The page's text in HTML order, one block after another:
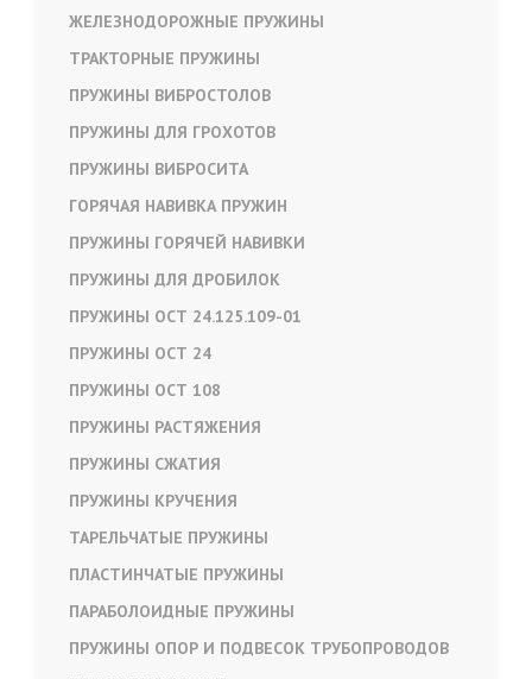
ЖЕЛЕЗНОДОРОЖНЫЕ ПРУЖИНЫ
ТРАКТОРНЫЕ ПРУЖИНЫ
ПРУЖИНЫ ВИБРОСТОЛОВ
ПРУЖИНЫ ДЛЯ ГРОХОТОВ
ПРУЖИНЫ ВИБРОСИТА
ГОРЯЧАЯ НАВИВКА ПРУЖИН
ПРУЖИНЫ ГОРЯЧЕЙ НАВИВКИ
ПРУЖИНЫ ДЛЯ ДРОБИЛОК
ПРУЖИНЫ ОСТ 24.125.109-01
ПРУЖИНЫ ОСТ 24
ПРУЖИНЫ ОСТ 108
ПРУЖИНЫ РАСТЯЖЕНИЯ
ПРУЖИНЫ СЖАТИЯ
ПРУЖИНЫ КРУЧЕНИЯ
ТАРЕЛЬЧАТЫЕ ПРУЖИНЫ
ПЛАСТИНЧАТЫЕ ПРУЖИНЫ
ПАРАБОЛОИДНЫЕ ПРУЖИНЫ
ПРУЖИНЫ ОПОР И ПОДВЕСОК ТРУБОПРОВОДОВ